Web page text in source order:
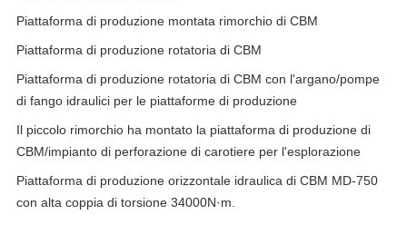
Piattaforma di produzione montata rimorchio di CBM
Piattaforma di produzione rotatoria di CBM
Piattaforma di produzione rotatoria di CBM con l'argano/pompe
di fango idraulici per le piattaforme di produzione
Il piccolo rimorchio ha montato la piattaforma di produzione di
CBM/impianto di perforazione di carotiere per l'esplorazione
Piattaforma di produzione orizzontale idraulica di CBM MD-750
con alta coppia di torsione 34000N·m.